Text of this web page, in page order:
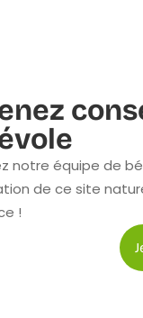
notre équipe de
de ce site
!